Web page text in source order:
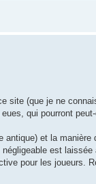
site (que je ne
qui pourront peut-
antique) et la manière
est laissée
pour les joueurs.